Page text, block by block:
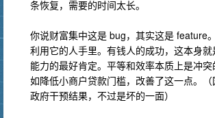
条恢复，需要的时间太长。
你说财富集中这是 bug，其实这是 feature
利用它的人手里。有钱人的成功，这本身
能力的最好肯定。平等和效率本质上是冲
如降低小商户贷款门槛，改善了这一点。
政府干预结果，不过是坏的一面）